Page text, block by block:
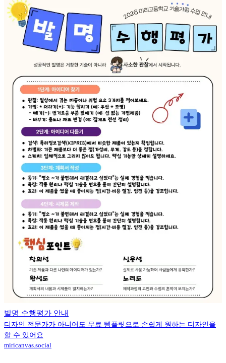
발명 수행평가 안내
디자인 전문가가 아니어도 무료 템플릿으로 손쉽게 원하는 디자인을
할 수 있어요
miricanvas.social